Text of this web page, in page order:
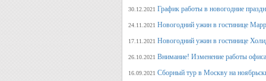
30.12.2021 График работы в новогодние
24.11.2021 Новогодний ужин в гостинице
17.11.2021 Новогодний ужин в гостинице
26.10.2021 Внимание! Изменение работы
16.09.2021 Сборный тур в Москву на